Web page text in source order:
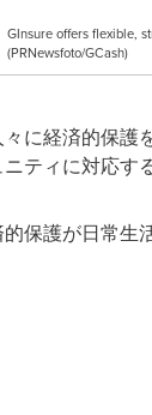
GInsure offers flexible,
(PRNewsfoto/GCash)
に経済的保
ティに対応す
保護が日常